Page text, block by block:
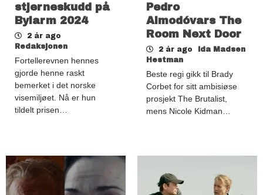
stjerneskudd på
Bylarm 2024
2 år ago
Redaksjonen
Fortellerevnen hennes
gjorde henne raskt
bemerket i det norske
visemiljøet. Nå er hun
tildelt prisen…
Pedro
Almodóvars The
Room Next Door
2 år ago
Ida Madsen
Hestman
Beste regi gikk til Brady
Corbet for sitt ambisiøse
prosjekt The Brutalist,
mens Nicole Kidman…